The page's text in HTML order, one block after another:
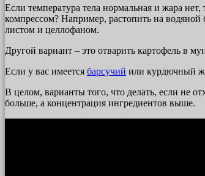
Если температура тела нормальная и жара
компрессом? Например, растопить на водяной
листом и целлофаном.
Другой вариант – это отварить картофель в
Если у вас имеется барсучий или курдючный
В целом, варианты того, что делать, если не
больше, а концентрация ингредиентов выше.